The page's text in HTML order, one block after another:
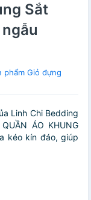
Sắt
phẩm Giỏ đựng
Linh Chi Bedding
ÁO KHUNG
kéo kín đáo, giúp